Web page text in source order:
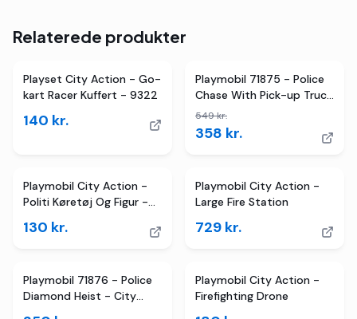
Relaterede produkter
Playset City Action - Go-
kart Racer Kuffert - 9322
140 kr.
TILBUD
2butikker
Playmobil 71875 - Police
Chase With Pick-up Truck
- City Action
549kr.
358 kr.
Playmobil City Action -
Politi Køretøj Og Figur -
130 kr.
Playmobil City Action -
Large Fire Station
729 kr.
Playmobil 71876 - Police
Diamond Heist - City
Playmobil City Action -
Firefighting Drone